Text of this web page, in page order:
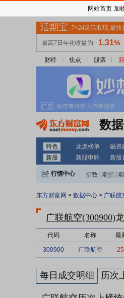
财经 焦点 股票
数
特色 龙虎榜单 融资
新股
新股申购 新股
行情中心 指数 期指
东方财富网 > 数据中心 > 广联航
广联航空(300900)
代码 名称 最
300900 广联航空
每日成交明细 历次
网站首页 加